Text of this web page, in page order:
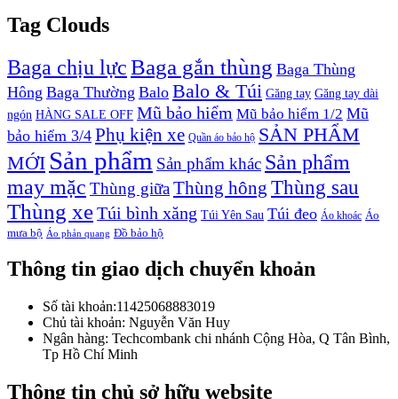
Tag Clouds
Baga chịu lựcBaga gắn thùng Baga Thùng
Hông Baga Thường Balo Balo & Túi Găng tay Găng tay dài
ngón HÀNG SALE OFF Mũ bảo hiểm Mũ bảo hiểm 1/2 Mũ
bảo hiểm 3/4 Phụ kiện xe Quần áo bảo hộ SẢN PHẨM
MỚI Sản phẩm Sản phẩm khác Sản phẩm
may mặc Thùng giữaThùng hông Thùng sau
Thùng xeTúi bình xăng Túi Yên Sau Túi đeo Áo khoác Áo
mưa bộ Áo phản quang Đồ bảo hộ
Thông tin giao dịch chuyển khoản
Số tài khoản:11425068883019
Chủ tài khoản: Nguyễn Văn Huy
Ngân hàng: Techcombank chi nhánh Cộng Hòa, Q Tân Bình,
Tp Hồ Chí Minh
Thông tin chủ sở hữu website